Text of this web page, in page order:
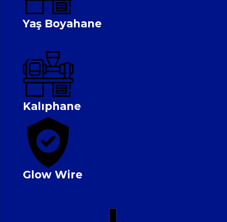
Yaş Boyahane
Kalıphane
Glow Wire